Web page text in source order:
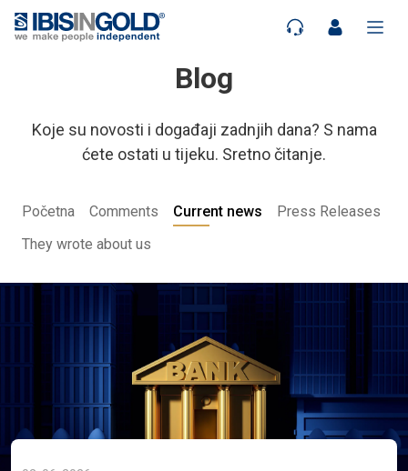
Blog
Koje su novosti i događaji zadnjih dana? S nama
ćete ostati u tijeku. Sretno čitanje.
Početna Comments Current news
Press Releases
They wrote about us